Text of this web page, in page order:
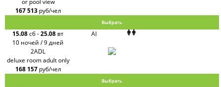
or pool view
167 513 руб/чел
Выбрать
15.08сб-25.08 вт
10 ночей / 9 дней
AI
2ADL
deluxe room adult only
168 157 руб/чел
Выбрать